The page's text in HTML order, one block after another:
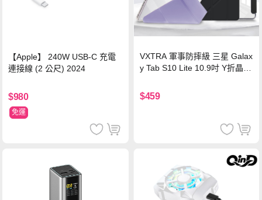
【Apple】 240W USB-C 充電
連接線 (2 公尺) 2024
$980
免運
VXTRA 軍事防摔級 三星 Galax
y Tab S10 Lite 10.9吋 Y折晶透
$459